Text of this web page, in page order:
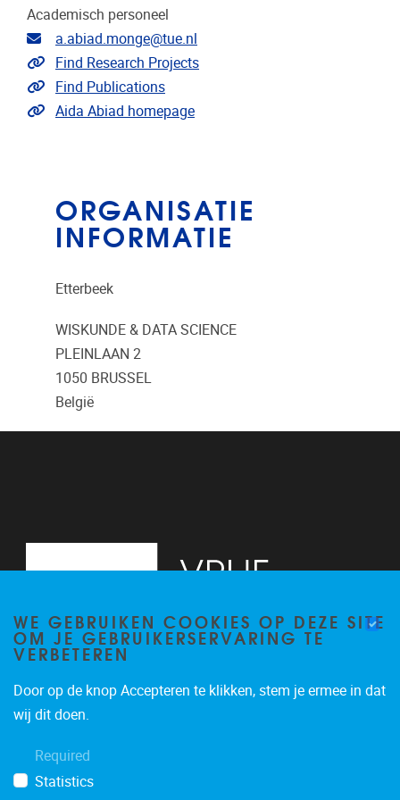
Academisch personeel
E-mailadres
a.abiad.monge@tue.nl
Link naar projecten
Find Research Projects
Link naar publicaties
Find Publications
Extra links
Aida Abiad homepage
ORGANISATIE
INFORMATIE
Etterbeek
WISKUNDE & DATA SCIENCE
PLEINLAAN 2
1050 BRUSSEL
België
WE GEBRUIKEN COOKIES OP DEZE SITE
OM JE GEBRUIKERSERVARING TE
VERBETEREN
Door op de knop Accepteren te klikken, stem je ermee in dat
wij dit doen.
Required
Statistics